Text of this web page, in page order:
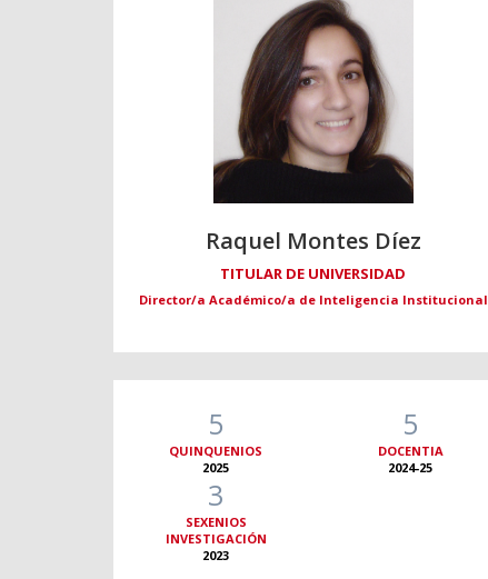
Raquel Montes Díez
TITULAR DE UNIVERSIDAD
Director/a Académico/a de Inteligencia Institucional
5
QUINQUENIOS
2025
5
DOCENTIA
2024-25
3
SEXENIOS
INVESTIGACIÓN
2023